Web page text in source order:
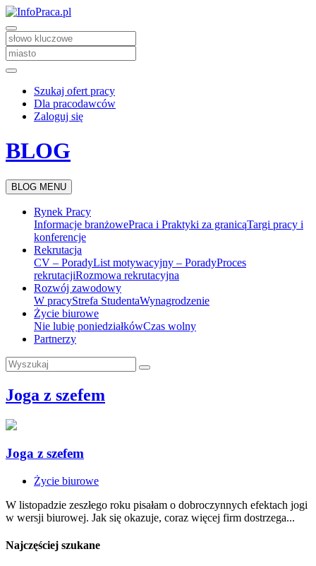
Szukaj ofert pracy
Dla pracodawców
Zaloguj się
BLOG
BLOG MENU
Rynek Pracy
Informacje branżowePraca i Praktyki za granicąTargi pracy i
konferencje
Rekrutacja
CV – PoradyList motywacyjny – PoradyProces
rekrutacjiRozmowa rekrutacyjna
Rozwój zawodowy
W pracyStrefa StudentaWynagrodzenie
Życie biurowe
Nie lubię poniedziałkówCzas wolny
Partnerzy
Joga z szefem
Joga z szefem
Życie biurowe
W listopadzie zeszłego roku pisałam o dobroczynnych efektach jogi
w wersji biurowej. Jak się okazuje, coraz więcej firm dostrzega...
Najczęściej szukane